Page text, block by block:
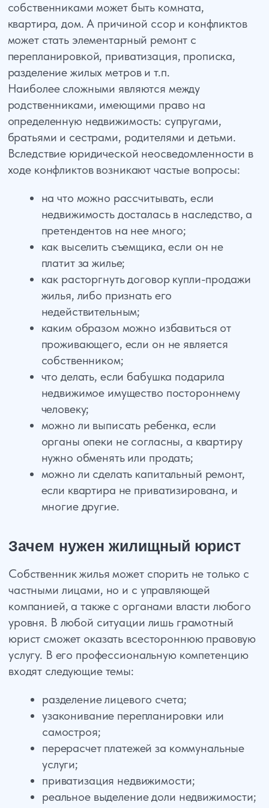
Собственник жилья может спорить не только с
частными лицами, но и с управляющей
компанией, а также с органами власти любого
уровня. В любой ситуации лишь грамотный
юрист сможет оказать всестороннюю правовую
услугу. В его профессиональную компетенцию
входят следующие темы:
узаконивание перепланировки или
самостроя;
услуги;
приватизация недвижимости;
реальное выделение доли недвижимости;
Мы оказываем квалифицированную
юридическую помощь, касающуюся жилищных
споров в Москве. Вы также можете провести
сделку с недвижимостью, практически не
принимая в ней участия. Наши юристы
сделают большую часть работы:
проведут переговоры;
проанализируют правоустанавливающие
проверят добросовестность сделки,
юридическую историю недвижимости;
быстро соберут пакет необходимой
документации;
оценят вероятные риски, выявят
скрытые проблемы, и многое другое.
Если жилищная сделка заключена
недобросовестными методами, то лишь
недействительной.
органы опеки не согласны, а квартиру
нужно обменять или продать;
можно ли сделать капитальный ремонт,
если квартира не приватизирована, и
многие другие.
Зачем нужен жилищный юрист
Почему лучше работать
Наша задача – добросовестное
разрешение спора по вопросам
недвижимости. В отличие от риэлтерских
агентств, мы адекватно оцениваем
ликвидность объекта и не заинтересованы
в сроках и стоимости сделки.
Разобравшись в деталях жилищного
спора, мы расскажем собственнику
о дальнейших перспективах
использования его жилья.
то мы честно предскажем исход
дела, поможем в суде.
Сопроводим куплю-продажу вашего
жилья в банке, агентстве
недвижимости.
Обратившись к нам при возникновении
уверены в объективном и справедливом
его решении.